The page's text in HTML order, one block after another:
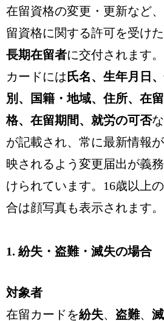
在留資格の変更・更新など
留資格に関する許可を受けた
長期在留者に交付されます。
カードには氏名、生年月日
別、国籍・地域、住所、在
格、在留期間、就労の可否
が記載され、常に最新情報
映されるよう変更届出が義
けられています。16歳以上
合は顔写真も表示されます。
1. 紛失・盗難・滅失の場合
対象者
在留カードを紛失、 盗難、